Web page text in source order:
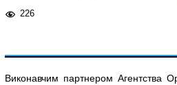
226
Виконавчим партнером Агентства